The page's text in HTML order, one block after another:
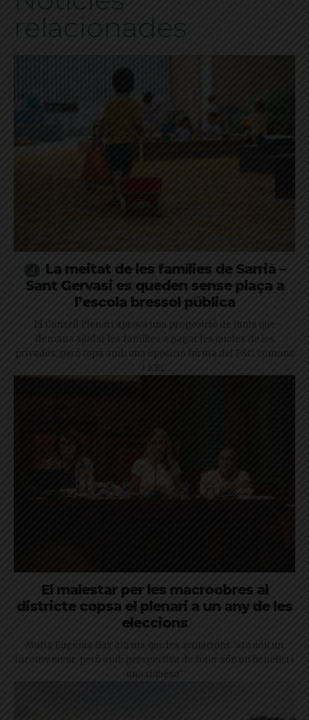
relacionades
La meitat de les famílies de Sarrià –
Sant Gervasi es queden sense plaça a
l’escola bressol pública
El Consell Plenari aprova una proposició de Junts que
demana ajudar les famílies a pagar les quotes de les
privades, però topa amb una oposició ferma del PSC, comuns
i ERC
El malestar per les macroobres al
districte copsa el plenari a un any de les
eleccions
Maria Eugènia Gay afirma que les actuacions "ara són un
inconvenient, però amb perspectiva de futur són un benefici i
una riquesa"